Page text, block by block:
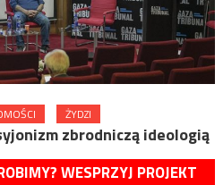
ŻYDZI
zbrodniczą ideologią
WESPRZYJ PROJEKT